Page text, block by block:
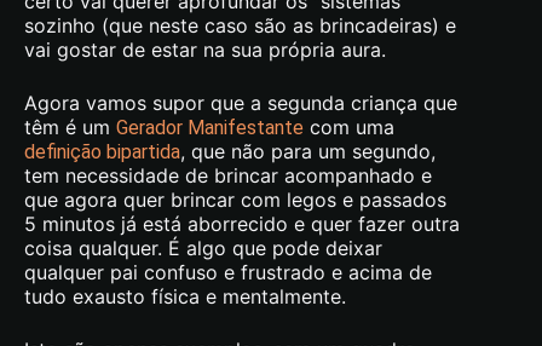
sozinho (que neste caso são as brincadeiras) e
vai gostar de estar na sua própria aura.
Agora vamos supor que a segunda criança que
têm é um Gerador Manifestante com uma
definição bipartida, que não para um segundo,
tem necessidade de brincar acompanhado e
que agora quer brincar com legos e passados
5 minutos já está aborrecido e quer fazer outra
coisa qualquer. É algo que pode deixar
qualquer pai confuso e frustrado e acima de
tudo exausto física e mentalmente.